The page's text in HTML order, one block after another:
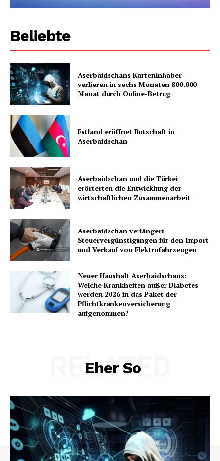
Beliebte
Aserbaidschans Karteninhaber
verlieren in sechs Monaten 800.000
Manat durch Online-Betrug
Estland eröffnet Botschaft in
Aserbaidschan
Aserbaidschan und die Türkei
erörterten die Entwicklung der
wirtschaftlichen Zusammenarbeit
Aserbaidschan verlängert
Steuervergünstigungen für den Import
und Verkauf von Elektrofahrzeugen
Neuer Haushalt Aserbaidschans:
Welche Krankheiten außer Diabetes
werden 2026 in das Paket der
Pflichtkrankenversicherung
aufgenommen?
Eher So
RELATED